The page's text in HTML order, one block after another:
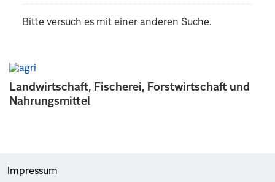
Landwirtschaft, Fischerei, Forstwirtschaft und
Nahrungsmittel
Bitte versuch es mit einer anderen Suche.
Impressum